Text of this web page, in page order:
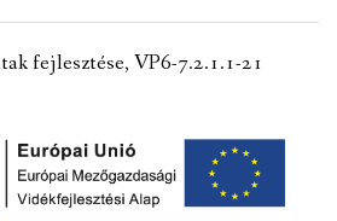
fejlesztése, VP6-7.2.1.1-21